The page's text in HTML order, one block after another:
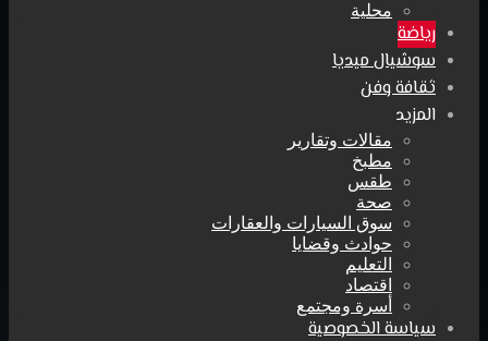
محلية
رياضة
سوشيال ميديا
ثقافة وفن
المزيد
مقالات وتقارير
مطبخ
طقس
صحة
سوق السيارات والعقارات
حوادث وقضايا
التعليم
اقتصاد
أسرة ومجتمع
سياسة الخصوصية